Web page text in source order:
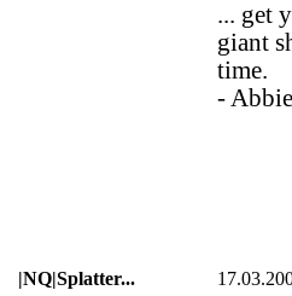
... get
giant
time.
-
|NQ|Splatter...